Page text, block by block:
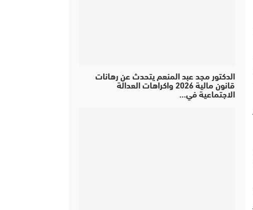
الدكتور مجد عبد المنعم يتحدث عن رهانات
قانون مالية 2026 واكراهات العدالة
الاجتماعية في…